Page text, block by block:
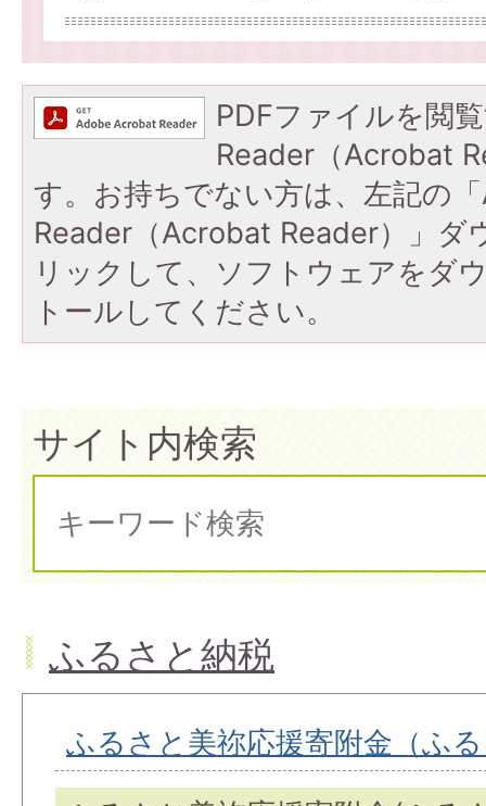
PDFファイルを閲
Reader（Acrobat
す。お持ちでない方は、左記の
Reader（Acrobat Reader）」ダ
リックして、ソフトウェアをダ
トールしてください。
サイト内検索
ふるさと納税
ふるさと美祢応援寄附金（ふ